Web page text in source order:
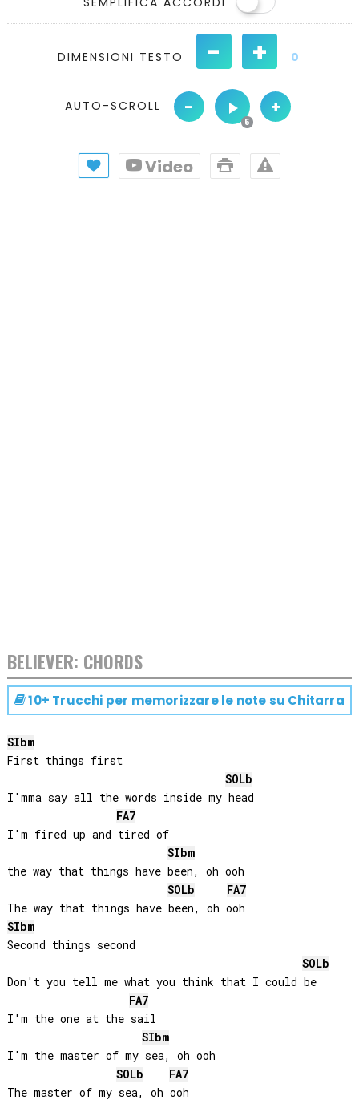
DIMENSIONI TESTO - + 0
AUTO-SCROLL - +
Video
BELIEVER: CHORDS
10+ Trucchi per memorizzare le note su Chitarra
SIbm
First things first
SOLb
I'mma say all the words inside my head
FA7
I'm fired up and tired of
SIbm
the way that things have been, oh ooh
SOLb
FA7
SIbm
Second things second
SOLb
Don't you tell me what you think that I could be
FA7
I'm the one at the sail
SIbm
I'm the master of my sea, oh ooh
SOLb
FA7
The master of my sea, oh ooh